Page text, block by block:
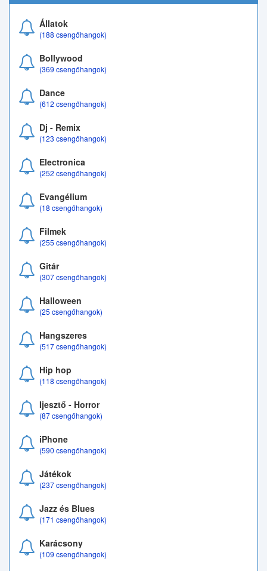
Állatok
(188 csengőhangok)
Bollywood
(369 csengőhangok)
Dance
(612 csengőhangok)
Dj - Remix
(123 csengőhangok)
Electronica
(252 csengőhangok)
Evangélium
(18 csengőhangok)
Filmek
(255 csengőhangok)
Gitár
(307 csengőhangok)
Halloween
(25 csengőhangok)
Hangszeres
(517 csengőhangok)
Hip hop
(118 csengőhangok)
Ijesztő - Horror
(87 csengőhangok)
iPhone
(590 csengőhangok)
Játékok
(237 csengőhangok)
Jazz és Blues
(171 csengőhangok)
Karácsony
(109 csengőhangok)